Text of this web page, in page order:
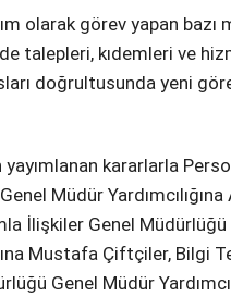
olarak görev yapan bazı
talepleri, kıdemleri ve
doğrultusunda yeni
kararlarla
Müdür
İlişkiler Genel
Mustafa Çiftçiler, Bilgi
Genel Müdür